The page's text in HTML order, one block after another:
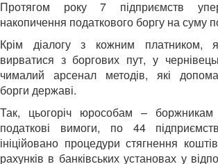
Протягом року 7 підприємств
накопичення податкового боргу на суму
Крім діалогу з кожним платником,
вирватися з боргових пут, у
чималий арсенал методів, які
борги державі.
Так, цьогоріч юрособам –
податкові вимоги, по 44
ініційовано процедури стягнення
рахунків в банківських установах у